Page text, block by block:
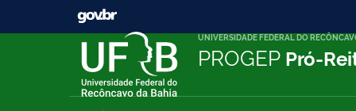
UNIVERSIDADE FEDERAL DO
PROGEP Pró-